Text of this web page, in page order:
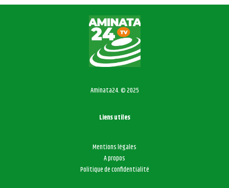
Aminata24. © 2025
Liens utiles
Mentions légales
A propos
Politique de confidentialité